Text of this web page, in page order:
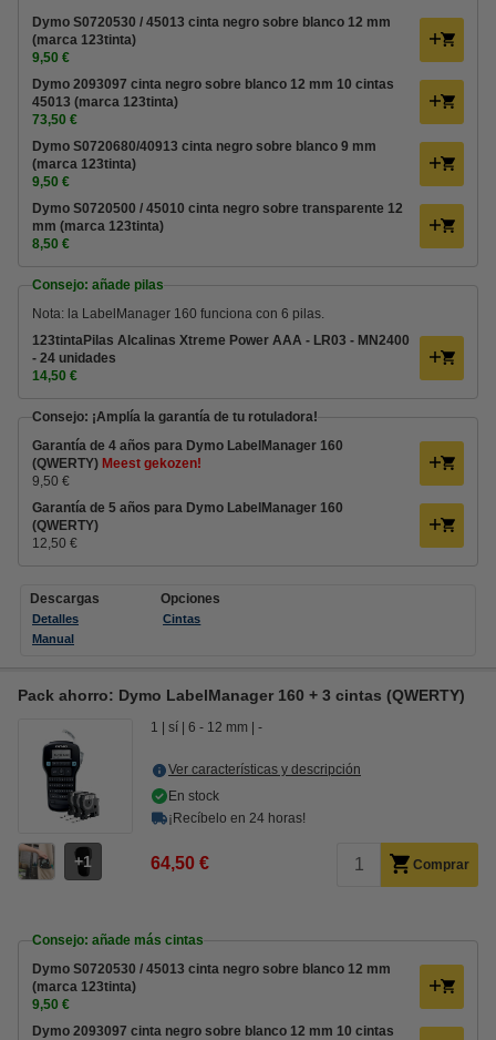
Dymo S0720530 / 45013 cinta negro sobre blanco 12 mm
(marca 123tinta)
9,50 €
Dymo 2093097 cinta negro sobre blanco 12 mm 10 cintas
45013 (marca 123tinta)
73,50 €
Dymo S0720680/40913 cinta negro sobre blanco 9 mm
(marca 123tinta)
9,50 €
Dymo S0720500 / 45010 cinta negro sobre transparente 12
mm (marca 123tinta)
8,50 €
Consejo: añade pilas
Nota: la LabelManager 160 funciona con 6 pilas.
123tintaPilas Alcalinas Xtreme Power AAA - LR03 - MN2400
- 24 unidades
14,50 €
Consejo: ¡Amplía la garantía de tu rotuladora!
Garantía de 4 años para Dymo LabelManager 160
(QWERTY) Meest gekozen!
9,50 €
Garantía de 5 años para Dymo LabelManager 160
(QWERTY)
12,50 €
Descargas
Detalles
Manual
Opciones
Cintas
Pack ahorro: Dymo LabelManager 160 + 3 cintas (QWERTY)
1
1 sí 6 - 12 mm -
Ver características y descripción
En stock
¡Recíbelo en 24 horas!
64,50 € Comprar
Consejo: añade más cintas
Dymo S0720530 / 45013 cinta negro sobre blanco 12 mm
(marca 123tinta)
9,50 €
Dymo 2093097 cinta negro sobre blanco 12 mm 10 cintas